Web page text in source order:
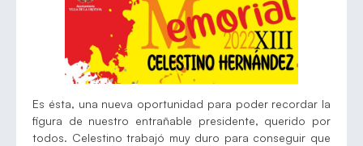
Es ésta, una nueva oportunidad para poder recordar la
figura de nuestro entrañable presidente, querido por
todos. Celestino trabajó muy duro para conseguir que